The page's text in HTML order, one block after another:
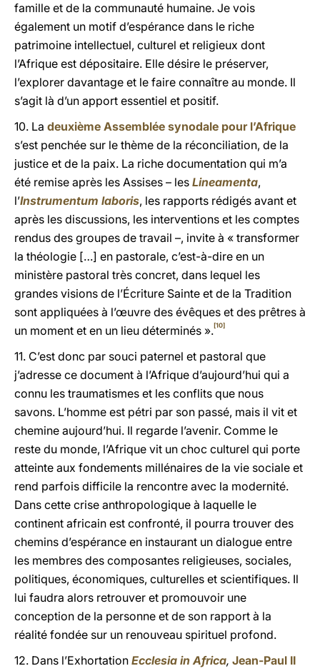
famille et de la communauté humaine. Je vois
également un motif d’espérance dans le riche
patrimoine intellectuel, culturel et religieux dont
l’Afrique est dépositaire. Elle désire le préserver,
l’explorer davantage et le faire connaître au monde. Il
s’agit là d’un apport essentiel et positif.
10. La deuxième Assemblée synodale pour l’Afrique
s’est penchée sur le thème de la réconciliation, de la
justice et de la paix. La riche documentation qui m’a
été remise après les Assises – les Lineamenta,
l’Instrumentum laboris, les rapports rédigés avant et
après les discussions, les interventions et les comptes
rendus des groupes de travail –, invite à « transformer
la théologie […] en pastorale, c’est-à-dire en un
ministère pastoral très concret, dans lequel les
grandes visions de l’Écriture Sainte et de la Tradition
sont appliquées à l’œuvre des évêques et des prêtres à
un moment et en un lieu déterminés ».[10]
11. C’est donc par souci paternel et pastoral que
j’adresse ce document à l’Afrique d’aujourd’hui qui a
connu les traumatismes et les conflits que nous
savons. L’homme est pétri par son passé, mais il vit et
chemine aujourd’hui. Il regarde l’avenir. Comme le
reste du monde, l’Afrique vit un choc culturel qui porte
atteinte aux fondements millénaires de la vie sociale et
rend parfois difficile la rencontre avec la modernité.
Dans cette crise anthropologique à laquelle le
continent africain est confronté, il pourra trouver des
chemins d’espérance en instaurant un dialogue entre
les membres des composantes religieuses, sociales,
politiques, économiques, culturelles et scientifiques. Il
lui faudra alors retrouver et promouvoir une
conception de la personne et de son rapport à la
réalité fondée sur un renouveau spirituel profond.
12. Dans l’Exhortation Ecclesia in Africa, Jean-Paul II